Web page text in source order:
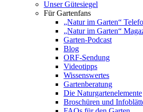
Unser Gütesiegel
Für Gartenfans
„Natur im Garten“
„Natur im Garten“
Garten-Podcast
Blog
ORF-Sendung
Videotipps
Wissenswertes
Gartenberatung
Die Naturgartenelemente
Broschüren und